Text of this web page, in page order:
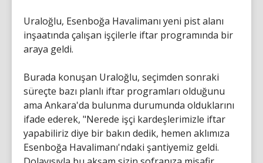
Uraloğlu, Esenboğa Havalimanı yeni pist alanı
inşaatında çalışan işçilerle iftar programında bir
araya geldi.
Burada konuşan Uraloğlu, seçimden sonraki
süreçte bazı planlı iftar programları olduğunu
ama Ankara'da bulunma durumunda olduklarını
ifade ederek, "Nerede işçi kardeşlerimizle iftar
yapabiliriz diye bir bakın dedik, hemen aklımıza
Esenboğa Havalimanı'ndaki şantiyemiz geldi.